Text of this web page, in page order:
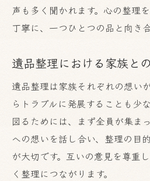
声も多く聞かれます。心の整理
丁寧に、一つひとつの品と向き
遺品整理における家族と
遺品整理は家族それぞれの想い
らトラブルに発展することも少
図るためには、まず全員が集ま
への想いを話し合い、整理の目
が大切です。互いの意見を尊重
く整理につながります。